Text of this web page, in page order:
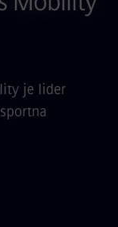
je lider